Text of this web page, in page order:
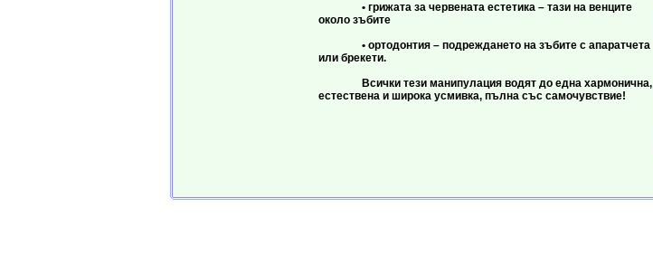
• грижата за червената естетика – тази на венците
около зъбите
• ортодонтия – подреждането на зъбите с апаратчета
или брекети.
Всички тези манипулация водят до една хармонична,
естествена и широка усмивка, пълна със самочувствие!